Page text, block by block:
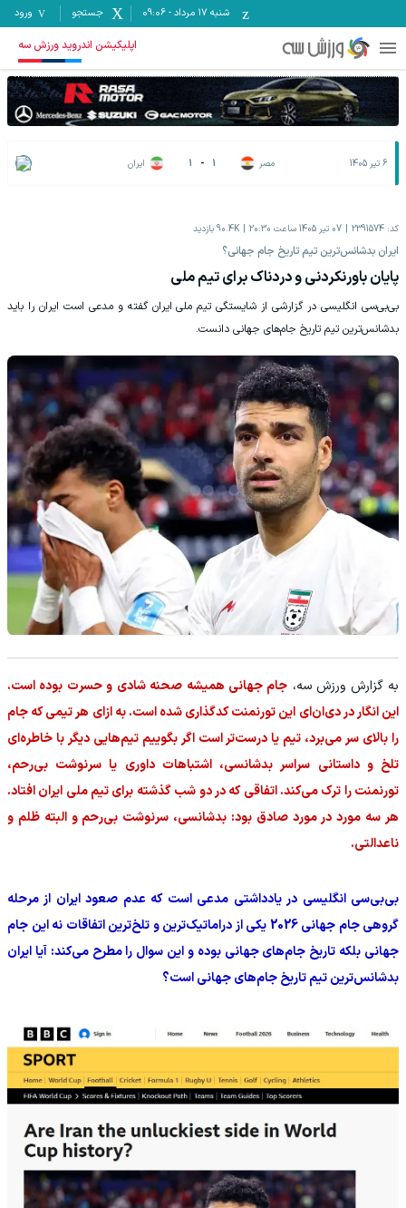
شنبه ۱۷ مرداد -
09:06 جستجو ورود
اپلیکیشن اندروید ورزش سه
6 تیر 1405 مصر 1
-
1 ایران
کد: 2391574 07 تیر 1405 ساعت 20:30 90.4K بازدید
ایران بدشانس‌ترین تیم تاریخ جام جهانی؟
پایان باورنکردنی و دردناک برای تیم ملی
بی‌‌بی‌سی انگلیسی در گزارشی از شایستگی تیم ملی ایران گفته و مدعی است ایران را باید
بدشانس‌ترین تیم تاریخ جام‌های جهانی دانست.
به گزارش ورزش سه، جام جهانی همیشه صحنه شادی و حسرت بوده است.
این انگار در دی‌ان‌ای این تورنمنت کدگذاری شده است. به ازای هر تیمی که جام
را بالای سر می‌برد، تیم یا درست‌تر است اگر بگوییم تیم‌هایی دیگر با خاطره‌ای
تلخ و داستانی سراسر بدشانسی، اشتباهات داوری یا سرنوشت بی‌رحم،
تورنمنت را ترک می‌کند. اتفاقی که در دو شب گذشته برای تیم ملی ایران افتاد.
هر سه مورد در مورد صادق بود: بدشانسی، سرنوشت بی‌رحم و البته ظلم و
ناعدالتی.
بی‌بی‌سی انگلیسی در یادداشتی مدعی است که عدم صعود ایران از مرحله
گروهی جام جهانی 2026 یکی از دراماتیک‌ترین و تلخ‌ترین اتفاقات نه این جام
جهانی بلکه تاریخ جام‌های جهانی بوده و این سوال را مطرح می‌کند: آیا ایران
بدشانس‌ترین تیم تاریخ جام‌های جهانی است؟